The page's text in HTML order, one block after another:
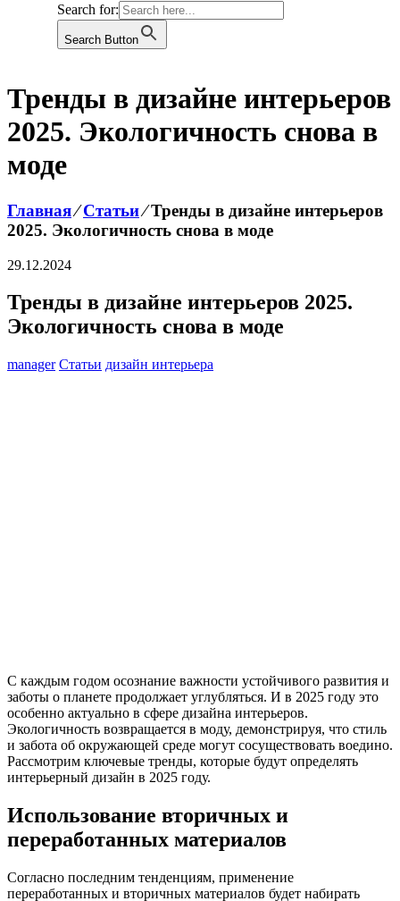
Search for:
Search Button
Тренды в дизайне интерьеров
2025. Экологичность снова в
моде
Главная⁄Статьи⁄Тренды в дизайне интерьеров
2025. Экологичность снова в моде
29.12.2024
Тренды в дизайне интерьеров 2025.
Экологичность снова в моде
manager Статьи дизайн интерьера
С каждым годом осознание важности устойчивого развития и
заботы о планете продолжает углубляться. И в 2025 году это
особенно актуально в сфере дизайна интерьеров.
Экологичность возвращается в моду, демонстрируя, что стиль
и забота об окружающей среде могут сосуществовать воедино.
Рассмотрим ключевые тренды, которые будут определять
интерьерный дизайн в 2025 году.
Использование вторичных и
переработанных материалов
Согласно последним тенденциям, применение
переработанных и вторичных материалов будет набирать